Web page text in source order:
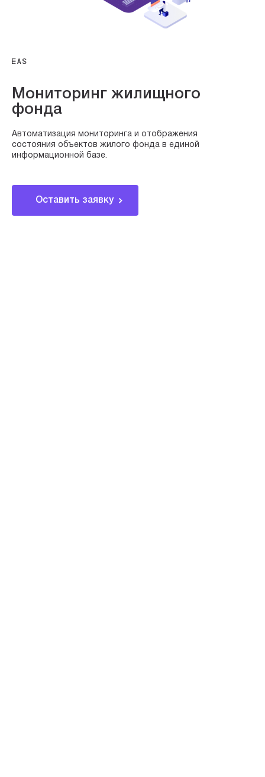
EAS
Мониторинг жилищного
фонда
Автоматизация мониторинга и отображения
состояния объектов жилого фонда в единой
информационной базе.
Оставить заявку